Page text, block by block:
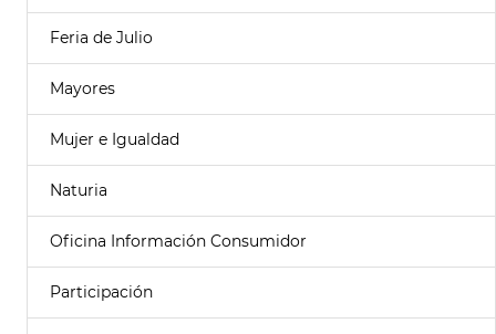
Feria de Julio
Mayores
Mujer e Igualdad
Naturia
Oficina Información Consumidor
Participación